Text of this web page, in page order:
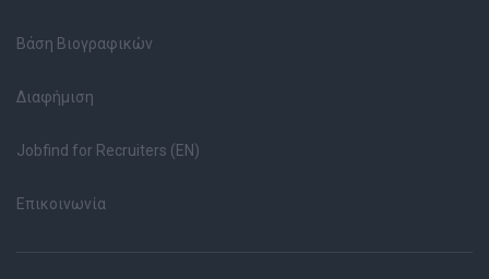
Βάση Βιογραφικών
Διαφήμιση
Jobfind for Recruiters (EN)
Επικοινωνία